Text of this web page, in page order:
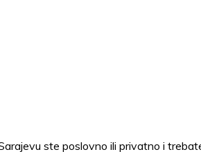
ste poslovno ili privatno i